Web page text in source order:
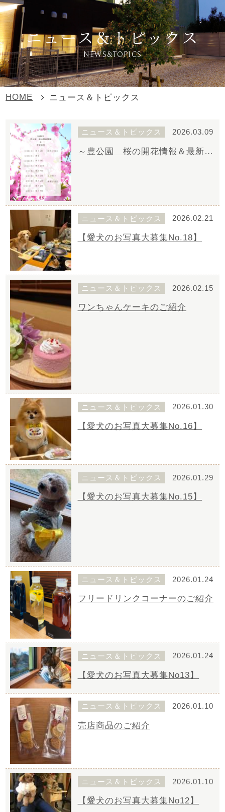
ニュース＆トピックス
NEWS&TOPICS
HOME ニュース＆トピックス
ニュース＆トピックス 2026.03.09
～豊公園 桜の開花情報＆最新の空室状況～
ニュース＆トピックス 2026.02.21
【愛犬のお写真大募集No.18】
ニュース＆トピックス 2026.02.15
ワンちゃんケーキのご紹介
ニュース＆トピックス 2026.01.30
【愛犬のお写真大募集No.16】
ニュース＆トピックス 2026.01.29
【愛犬のお写真大募集No.15】
ニュース＆トピックス 2026.01.24
フリードリンクコーナーのご紹介
ニュース＆トピックス 2026.01.24
【愛犬のお写真大募集No13】
ニュース＆トピックス 2026.01.10
売店商品のご紹介
ニュース＆トピックス 2026.01.10
【愛犬のお写真大募集No12】